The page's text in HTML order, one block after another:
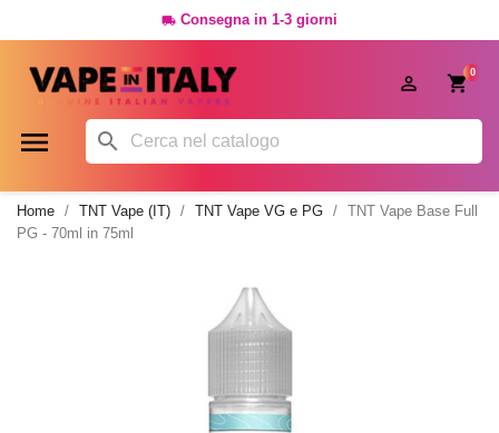
 Consegna in 1-3 giorni
0

 
Home TNT Vape (IT) TNT Vape VG e PG
TNT Vape Base Full
PG - 70ml in 75ml